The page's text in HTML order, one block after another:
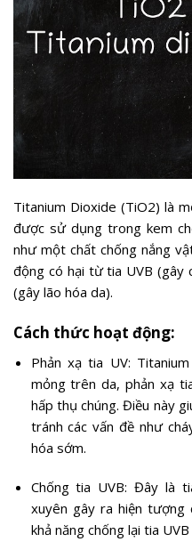
Titanium Dioxide (TiO2) là
được sử dụng trong kem
như một chất chống nắng
động có hại từ tia UVB (gây
(gây lão hóa da).
Cách thức hoạt động:
Phản xạ tia UV:
mỏng trên da, phản xạ
hấp thụ chúng. Điều này
tránh các vấn đề như
hóa sớm.
Chống tia UVB: Đây là
xuyên gây ra hiện tượng
khả năng chống lại tia